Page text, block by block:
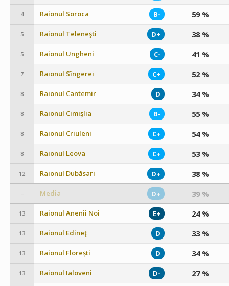
4 Raionul Soroca B- 59 %
5 Raionul Teleneşti D+ 38 %
5 Raionul Ungheni C- 41 %
7 Raionul Sîngerei C+ 52 %
8 Raionul Cantemir D 34 %
8 Raionul Cimişlia B- 55 %
8 Raionul Criuleni C+ 54 %
8 Raionul Leova C+ 53 %
12 Raionul Dubăsari D+ 38 %
– Media D+ 39 %
13 Raionul Anenii Noi E+ 24 %
13 Raionul Edineţ D 33 %
13 Raionul Florești D 34 %
13 Raionul Ialoveni D- 27 %